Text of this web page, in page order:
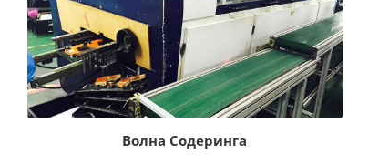
Волна Содеринга